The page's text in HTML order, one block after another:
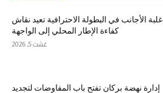
غلبة الأجانب في البطولة الاحترافية تعيد نقاش
كفاءة الإطار المحلي إلى الواجهة
غشت 5, 2026
إدارة نهضة بركان تفتح باب المفاوضات لتجديد